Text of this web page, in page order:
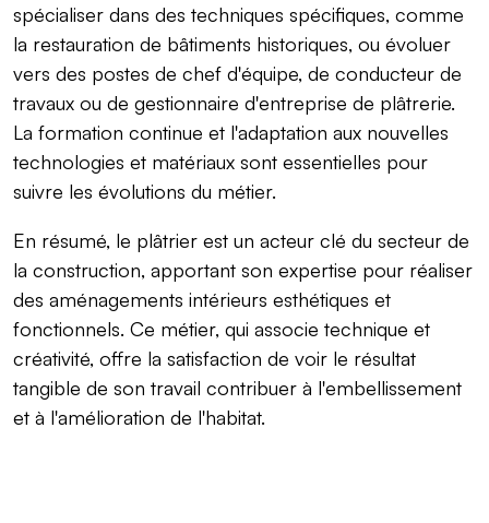
spécialiser dans des techniques spécifiques, comme
la restauration de bâtiments historiques, ou évoluer
vers des postes de chef d'équipe, de conducteur de
travaux ou de gestionnaire d'entreprise de plâtrerie.
La formation continue et l'adaptation aux nouvelles
technologies et matériaux sont essentielles pour
suivre les évolutions du métier.
En résumé, le plâtrier est un acteur clé du secteur de
la construction, apportant son expertise pour réaliser
des aménagements intérieurs esthétiques et
fonctionnels. Ce métier, qui associe technique et
créativité, offre la satisfaction de voir le résultat
tangible de son travail contribuer à l'embellissement
et à l'amélioration de l'habitat.